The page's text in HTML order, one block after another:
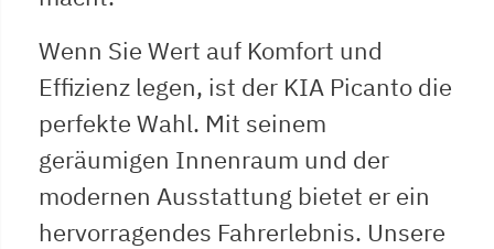
Wenn Sie Wert auf Komfort und
Effizienz legen, ist der KIA Picanto die
perfekte Wahl. Mit seinem
geräumigen Innenraum und der
modernen Ausstattung bietet er ein
hervorragendes Fahrerlebnis. Unsere